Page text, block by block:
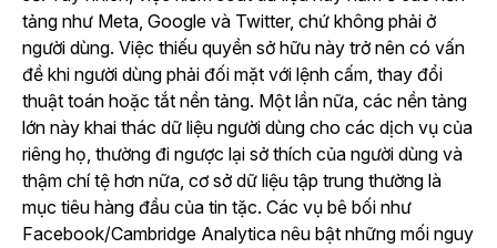
tảng như Meta, Google và Twitter, chứ không phải ở
người dùng. Việc thiếu quyền sở hữu này trở nên có vấn
đề khi người dùng phải đối mặt với lệnh cấm, thay đổi
thuật toán hoặc tắt nền tảng. Một lần nữa, các nền tảng
lớn này khai thác dữ liệu người dùng cho các dịch vụ của
riêng họ, thường đi ngược lại sở thích của người dùng và
thậm chí tệ hơn nữa, cơ sở dữ liệu tập trung thường là
mục tiêu hàng đầu của tin tặc. Các vụ bê bối như
Facebook/Cambridge Analytica nêu bật những mối nguy